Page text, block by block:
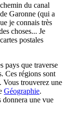
du canal
Garonne (qui a
je connais très
choses... Je
postales
pays que traverse
Ces régions sont
Vous trouverez une
Géographie.
donnera une vue